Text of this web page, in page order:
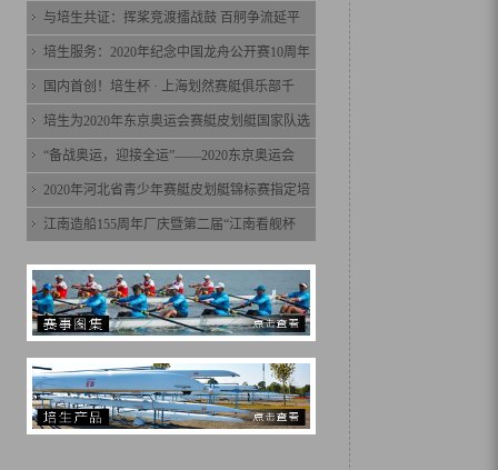
与培生共证：挥桨竞渡擂战鼓 百舸争流延平
培生服务：2020年纪念中国龙舟公开赛10周年
国内首创！培生杯 · 上海划然赛艇俱乐部千
培生为2020年东京奥运会赛艇皮划艇国家队选
“备战奥运，迎接全运”——2020东京奥运会
2020年河北省青少年赛艇皮划艇锦标赛指定培
江南造船155周年厂庆暨第二届“江南看舰杯